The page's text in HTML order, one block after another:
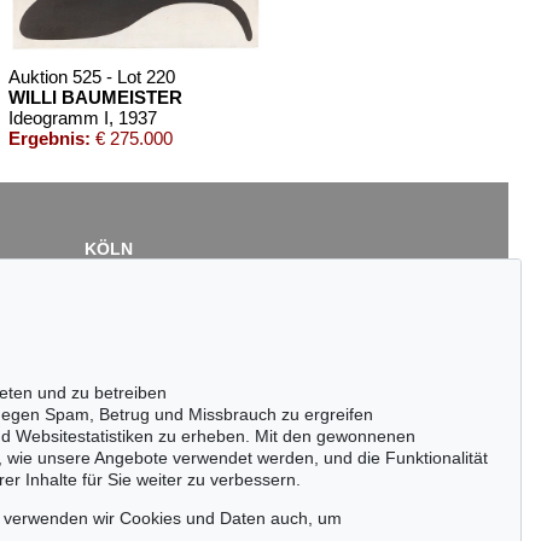
Auktion 525 - Lot 220
WILLI BAUMEISTER
Ideogramm I, 1937
Ergebnis: € 275.000
Auktion 520 - Lot 352
WILLI BAUMEISTER
Mit rotem Kreis I
Ergebnis:€ 175.000
KÖLN
und zu betreiben
Spam, Betrug und Missbrauch zu ergreifen
Websitestatistiken zu erheben. Mit den gewonnenen
unsere Angebote verwendet werden, und die Funktionalität
Inhalte für Sie weiter zu verbessern.
wir Cookies und Daten auch, um